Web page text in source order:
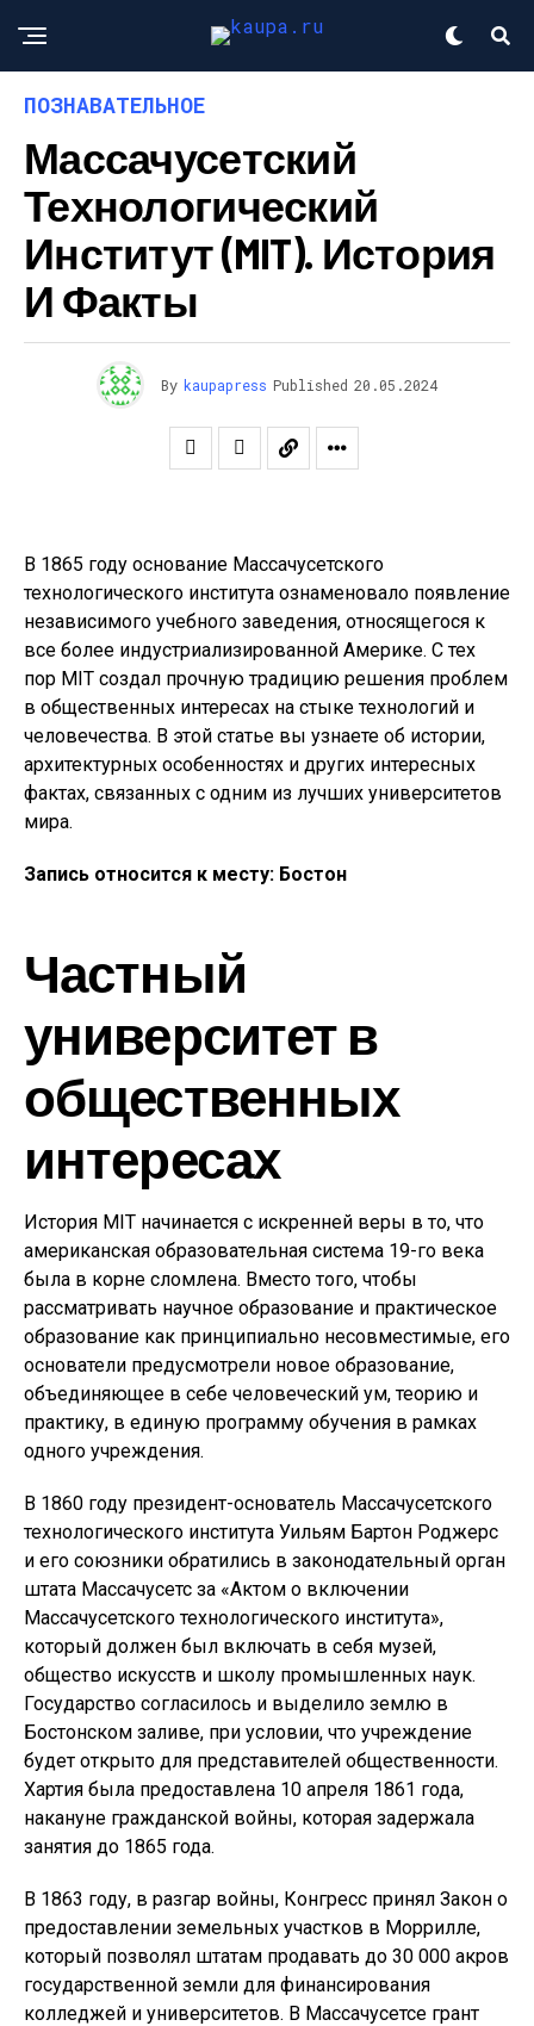
ПОЗНАВАТЕЛЬНОЕ
Массачусетский
Технологический
Институт (MIT). История
И Факты
By kaupapress Published 20.05.2024
В 1865 году основание Массачусетского
технологического института ознаменовало появление
независимого учебного заведения, относящегося к
все более индустриализированной Америке. С тех
пор MIT создал прочную традицию решения проблем
в общественных интересах на стыке технологий и
человечества. В этой статье вы узнаете об истории,
архитектурных особенностях и других интересных
фактах, связанных с одним из лучших университетов
мира.
Запись относится к месту: Бостон
Частный
университет в
общественных
интересах
История MIT начинается с искренней веры в то, что
американская образовательная система 19-го века
была в корне сломлена. Вместо того, чтобы
рассматривать научное образование и практическое
образование как принципиально несовместимые, его
основатели предусмотрели новое образование,
объединяющее в себе человеческий ум, теорию и
практику, в единую программу обучения в рамках
одного учреждения.
В 1860 году президент-основатель Массачусетского
технологического института Уильям Бартон Роджерс
и его союзники обратились в законодательный орган
штата Массачусетс за «Актом о включении
Массачусетского технологического института»,
который должен был включать в себя музей,
общество искусств и школу промышленных наук.
Государство согласилось и выделило землю в
Бостонском заливе, при условии, что учреждение
будет открыто для представителей общественности.
Хартия была предоставлена ​​10 апреля 1861 года,
накануне гражданской войны, которая задержала
занятия до 1865 года.
В 1863 году, в разгар войны, Конгресс принял Закон о
предоставлении земельных участков в Моррилле,
который позволял штатам продавать до 30 000 акров
государственной земли для финансирования
колледжей и университетов. В Массачусетсе грант